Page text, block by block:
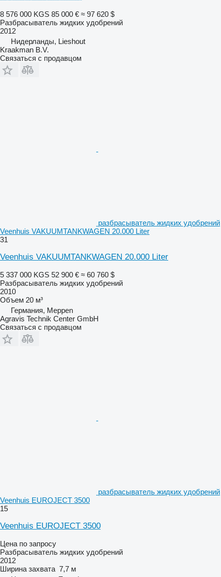
8 576 000 KGS 85 000 € ≈ 97 620 $
Разбрасыватель жидких удобрений
2012
Нидерланды, Lieshout
Kraakman B.V.
Связаться с продавцом
разбрасыватель жидких удобрений
Veenhuis VAKUUMTANKWAGEN 20.000 Liter
31
Veenhuis VAKUUMTANKWAGEN 20.000 Liter
5 337 000 KGS 52 900 € ≈ 60 760 $
Разбрасыватель жидких удобрений
2010
Объем 20 м³
Германия, Meppen
Agravis Technik Center GmbH
Связаться с продавцом
разбрасыватель жидких удобрений
Veenhuis EUROJECT 3500
15
Veenhuis EUROJECT 3500
Цена по запросу
Разбрасыватель жидких удобрений
2012
Ширина захвата 7,7 м